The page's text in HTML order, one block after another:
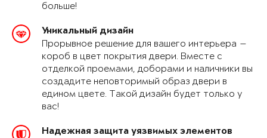
больше!
Уникальный дизайн
Прорывное решение для вашего интерьера —
короб в цвет покрытия двери. Вместе с
отделкой проемами, доборами и наличники вы
создадите неповторимый образ двери в
едином цвете. Такой дизайн будет только у
вас!
Надежная защита уязвимых элементов